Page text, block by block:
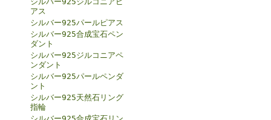
アス
シルバー925パールピアス
シルバー925合成宝石ペン
ダント
シルバー925ジルコニアペ
ンダント
シルバー925パールペンダ
ント
シルバー925天然石リング
指輪